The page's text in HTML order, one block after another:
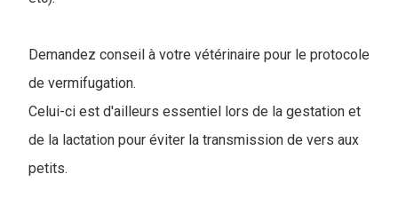
Demandez conseil à votre vétérinaire pour le protocole
de vermifugation.
Celui-ci est d'ailleurs essentiel lors de la gestation et
de la lactation pour éviter la transmission de vers aux
petits.